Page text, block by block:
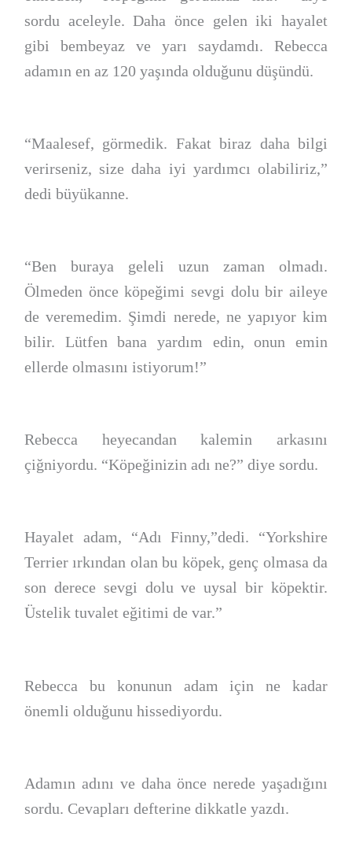
sordu aceleyle. Daha önce gelen iki hayalet
gibi bembeyaz ve yarı saydamdı. Rebecca
adamın en az 120 yaşında olduğunu düşündü.
“Maalesef, görmedik. Fakat biraz daha bilgi
verirseniz, size daha iyi yardımcı olabiliriz,”
dedi büyükanne.
“Ben buraya geleli uzun zaman olmadı.
Ölmeden önce köpeğimi sevgi dolu bir aileye
de veremedim. Şimdi nerede, ne yapıyor kim
bilir. Lütfen bana yardım edin, onun emin
ellerde olmasını istiyorum!”
Rebecca heyecandan kalemin arkasını
çiğniyordu. “Köpeğinizin adı ne?” diye sordu.
Hayalet adam, “Adı Finny,”dedi. “Yorkshire
Terrier ırkından olan bu köpek, genç olmasa da
son derece sevgi dolu ve uysal bir köpektir.
Üstelik tuvalet eğitimi de var.”
Rebecca bu konunun adam için ne kadar
önemli olduğunu hissediyordu.
Adamın adını ve daha önce nerede yaşadığını
sordu. Cevapları defterine dikkatle yazdı.